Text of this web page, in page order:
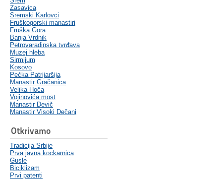
Zasavica
Sremski Karlovci
Fruškogorski manastiri
Fruška Gora
Banja Vrdnik
Petrovaradinska tvrđava
Muzej hleba
Sirmijum
Kosovo
Pećka Patrijaršija
Manastir Gračanica
Velika Hoča
Vojinovića most
Manastir Devič
Manastir Visoki Dečani
Otkrivamo
Tradicija Srbije
Prva javna kockarnica
Gusle
Biciklizam
Prvi patenti